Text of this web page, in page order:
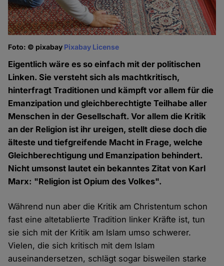
Foto: © pixabay Pixabay License
Eigentlich wäre es so einfach mit der politischen
Linken. Sie versteht sich als machtkritisch,
hinterfragt Traditionen und kämpft vor allem für die
Emanzipation und gleichberechtigte Teilhabe aller
Menschen in der Gesellschaft. Vor allem die Kritik
an der Religion ist ihr ureigen, stellt diese doch die
älteste und tiefgreifende Macht in Frage, welche
Gleichberechtigung und Emanzipation behindert.
Nicht umsonst lautet ein bekanntes Zitat von Karl
Marx: "Religion ist Opium des Volkes".
Während nun aber die Kritik am Christentum schon
fast eine altetablierte Tradition linker Kräfte ist, tun
sie sich mit der Kritik am Islam umso schwerer.
Vielen, die sich kritisch mit dem Islam
auseinandersetzen, schlägt sogar bisweilen starke